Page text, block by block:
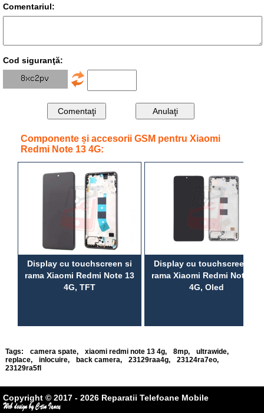
Comentariul:
Cod siguranţă:
Componente și accesorii GSM pentru Xiaomi
Redmi Note 13 4G:
Display cu touchscreen si
rama Xiaomi Redmi Note 13
4G, TFT
Display cu touchscreen si
rama Xiaomi Redmi Note 13
4G, Oled
Tags: camera spate, xiaomi redmi note 13 4g, 8mp, ultrawide,
replace, inlocuire, back camera, 23129raa4g, 23124ra7eo,
23129ra5fl
Copyright © 2017 - 2026 Reparatii Telefoane Mobile